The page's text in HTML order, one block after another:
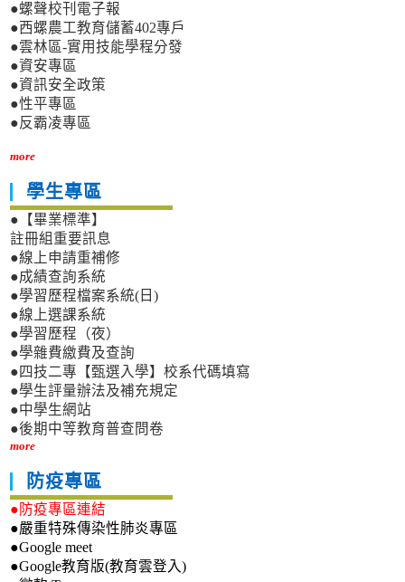
●螺聲校刊電子報
●西螺農工教育儲蓄402專戶
●雲林區-實用技能學程分發
●資安專區
●資訊安全政策
●性平專區
●反霸凌專區
more
學生專區
●【畢業標準】
註冊組重要訊息
●線上申請重補修
●成績查詢系統
●學習歷程檔案系統(日)
●線上選課系統
●學習歷程（夜）
●學雜費繳費及查詢
●四技二專【甄選入學】校系代碼填寫
●學生評量辦法及補充規定
●中學生網站
●後期中等教育普查問卷
more
防疫專區
●防疫專區連結
●嚴重特殊傳染性肺炎專區
●Google meet
●Google教育版(教育雲登入)